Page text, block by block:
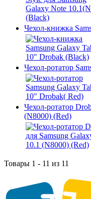
Чехол-книжка
Чехол-ротатор
Чехол-ротатор
(N8000) (Red)
Товары 1 - 11 из 11